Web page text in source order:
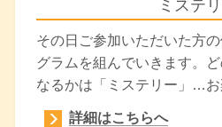
ミステ
その日ご参加いただいた方
グラムを組んでいきます。
なるかは「ミステリー」…お
詳細はこちらへ